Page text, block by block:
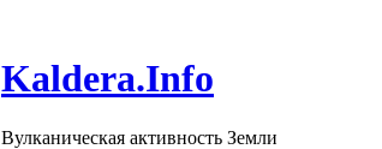
Kaldera.Info
Вулканическая активность Земли